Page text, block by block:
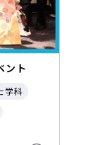
ント
学科